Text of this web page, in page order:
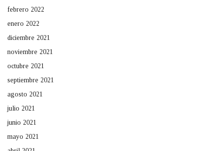
febrero 2022
enero 2022
diciembre 2021
noviembre 2021
octubre 2021
septiembre 2021
agosto 2021
julio 2021
junio 2021
mayo 2021